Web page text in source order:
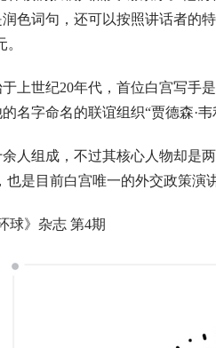
色词句，还可以按照讲话者的
上世纪20年代，首位白宫写手
名字命名的联谊组织“贾德森·韦
人组成，不过其核心人物却是
是目前白宫唯一的外交政策演
球》杂志 第4期